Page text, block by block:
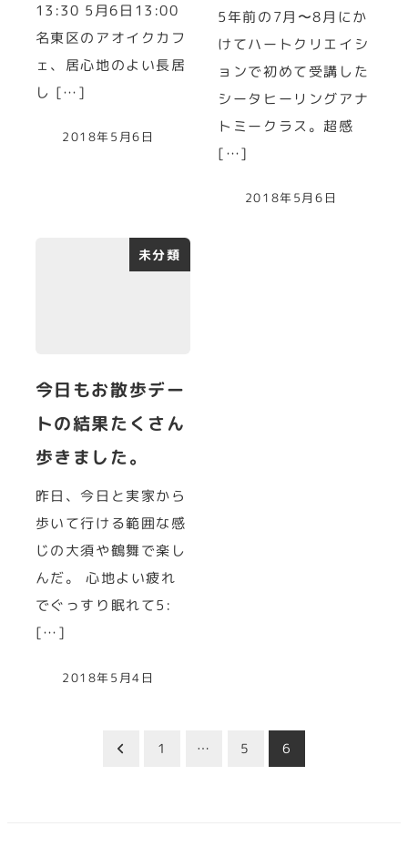
13:30 5月6日13:00
名東区のアオイクカフ
ェ、居心地のよい長居
し […]
2018年5月6日
5年前の7月〜8月にか
けてハートクリエイシ
ョンで初めて受講した
シータヒーリングアナ
トミークラス。超感
[…]
2018年5月6日
未分類
今日もお散歩デー
トの結果たくさん
歩きました。
昨日、今日と実家から
歩いて行ける範囲な感
じの大須や鶴舞で楽し
んだ。 心地よい疲れ
でぐっすり眠れて5:
[…]
2018年5月4日
1 … 5 6